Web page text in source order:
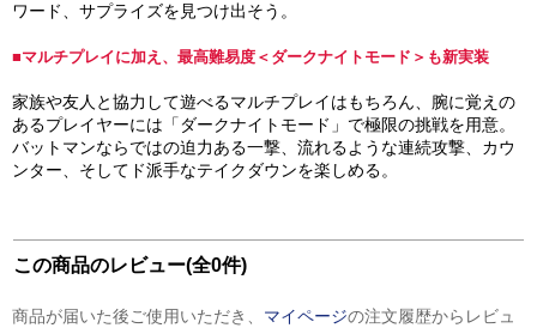
ワード、サプライズを見つけ出そう。
■マルチプレイに加え、最高難易度＜ダークナイトモード＞も新実装
家族や友人と協力して遊べるマルチプレイはもちろん、腕に覚えの
あるプレイヤーには「ダークナイトモード」で極限の挑戦を用意。
バットマンならではの迫力ある一撃、流れるような連続攻撃、カウ
ンター、そしてド派手なテイクダウンを楽しめる。
この商品のレビュー(全0件)
商品が届いた後ご使用いただき、 マイページの注文履歴からレビュ